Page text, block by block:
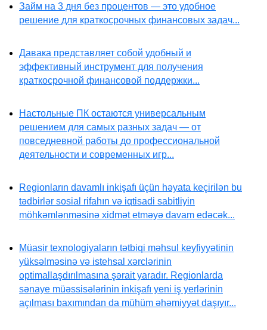
Займ на 3 дня без процентов — это удобное
решение для краткосрочных финансовых задач...
Давака представляет собой удобный и
эффективный инструмент для получения
краткосрочной финансовой поддержки...
Настольные ПК остаются универсальным
решением для самых разных задач — от
повседневной работы до профессиональной
деятельности и современных игр...
Regionların davamlı inkişafı üçün həyata keçirilən bu
tədbirlər sosial rifahın və iqtisadi sabitliyin
möhkəmlənməsinə xidmət etməyə davam edəcək...
Müasir texnologiyaların tətbiqi məhsul keyfiyyətinin
yüksəlməsinə və istehsal xərclərinin
optimallaşdırılmasına şərait yaradır. Regionlarda
sənaye müəssisələrinin inkişafı yeni iş yerlərinin
açılması baxımından da mühüm əhəmiyyət daşıyır...